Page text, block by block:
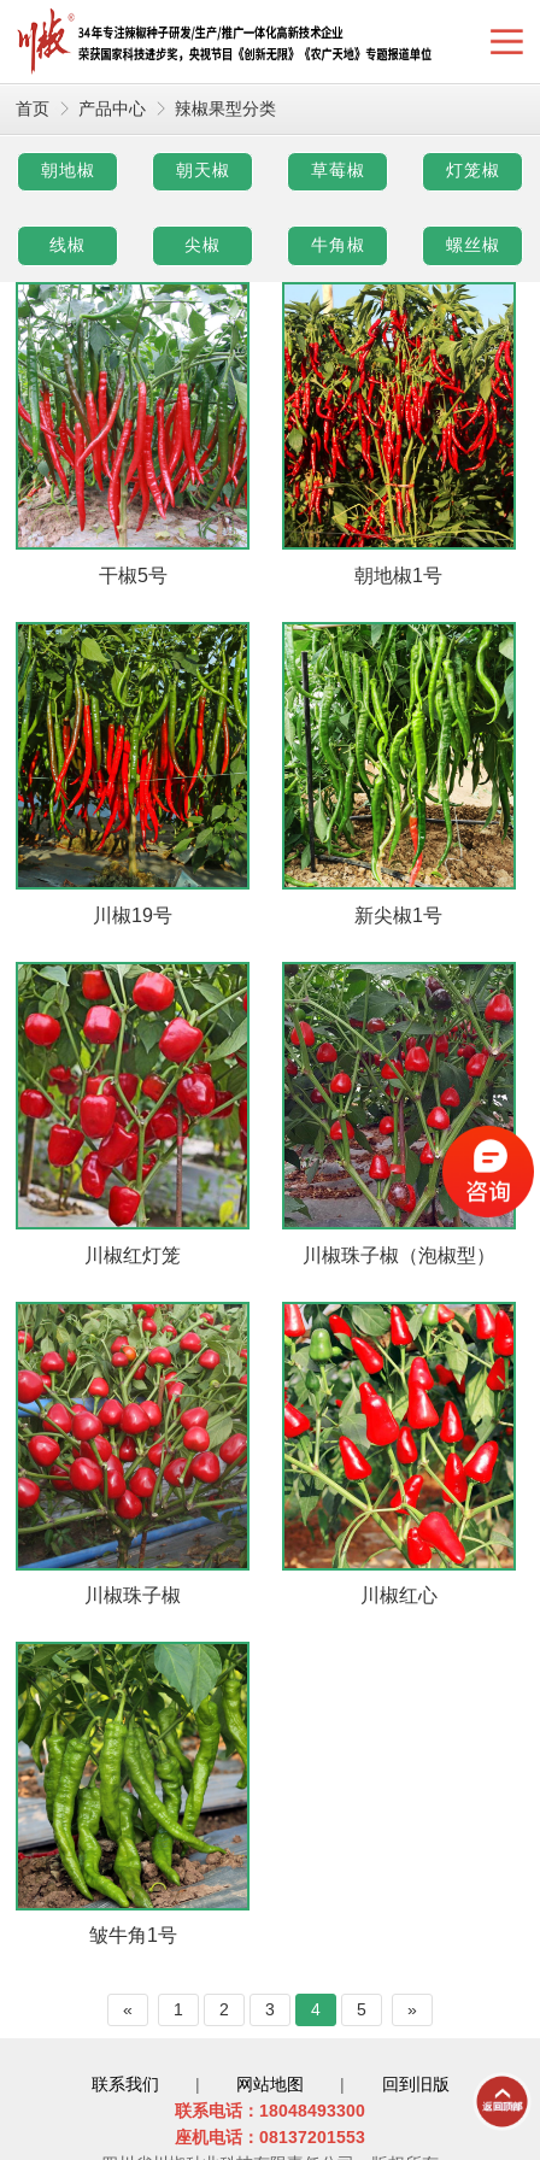
首页 产品中心 辣椒果型分类
朝地椒 朝天椒 草莓椒 灯笼椒
线椒 尖椒 牛角椒 螺丝椒
干椒5号 朝地椒1号
川椒19号 新尖椒1号
川椒红灯笼 川椒珠子椒（泡椒型）
川椒珠子椒 川椒红心
皱牛角1号
« 1 2 3 4 5 »
联系我们 网站地图
回到旧版
联系电话：18048493300
座机电话：08137201553